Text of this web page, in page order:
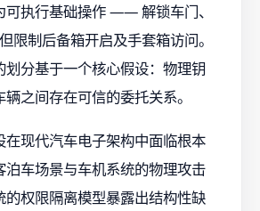
可执行基础操作 —— 解锁车门、
制后备箱开启及手套箱访问。
划分基于一个核心假设：物理钥
之间存在可信的委托关系。
在现代汽车电子架构中面临根本
泊车场景与车机系统的物理攻击
的权限隔离模型暴露出结构性缺